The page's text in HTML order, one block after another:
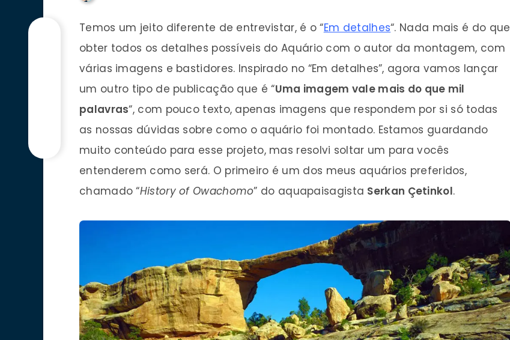
Temos um jeito diferente de entrevistar, é o “Em detalhes“. Nada mais é do que
obter todos os detalhes possíveis do Aquário com o autor da montagem, com
várias imagens e bastidores. Inspirado no “Em detalhes”, agora vamos lançar
um outro tipo de publicação que é “Uma imagem vale mais do que mil
palavras“, com pouco texto, apenas imagens que respondem por si só todas
as nossas dúvidas sobre como o aquário foi montado. Estamos guardando
muito conteúdo para esse projeto, mas resolvi soltar um para vocês
entenderem como será. O primeiro é um dos meus aquários preferidos,
chamado “History of Owachomo” do aquapaisagista Serkan Çetinkol.